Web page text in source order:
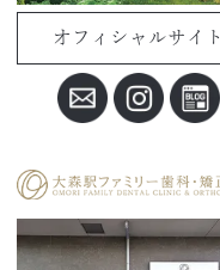
オフィシャルサイト